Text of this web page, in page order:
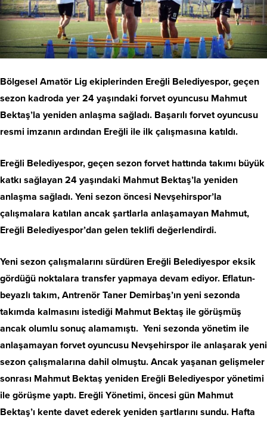
Bölgesel Amatör Lig ekiplerinden Ereğli Belediyespor, geçen
sezon kadroda yer 24 yaşındaki forvet oyuncusu Mahmut
Bektaş’la yeniden anlaşma sağladı. Başarılı forvet oyuncusu
resmi imzanın ardından Ereğli ile ilk çalışmasına katıldı.
Ereğli Belediyespor, geçen sezon forvet hattında takımı büyük
katkı sağlayan 24 yaşındaki Mahmut Bektaş’la yeniden
anlaşma sağladı. Yeni sezon öncesi Nevşehirspor’la
çalışmalara katılan ancak şartlarla anlaşamayan Mahmut,
Ereğli Belediyespor’dan gelen teklifi değerlendirdi.
Yeni sezon çalışmalarını sürdüren Ereğli Belediyespor eksik
gördüğü noktalara transfer yapmaya devam ediyor. Eflatun-
beyazlı takım, Antrenör Taner Demirbaş’ın yeni sezonda
takımda kalmasını istediği Mahmut Bektaş ile görüşmüş
ancak olumlu sonuç alamamıştı. Yeni sezonda yönetim ile
anlaşamayan forvet oyuncusu Nevşehirspor ile anlaşarak yeni
sezon çalışmalarına dahil olmuştu. Ancak yaşanan gelişmeler
sonrası Mahmut Bektaş yeniden Ereğli Belediyespor yönetimi
ile görüşme yaptı. Ereğli Yönetimi, öncesi gün Mahmut
Bektaş’ı kente davet ederek yeniden şartlarını sundu. Hafta